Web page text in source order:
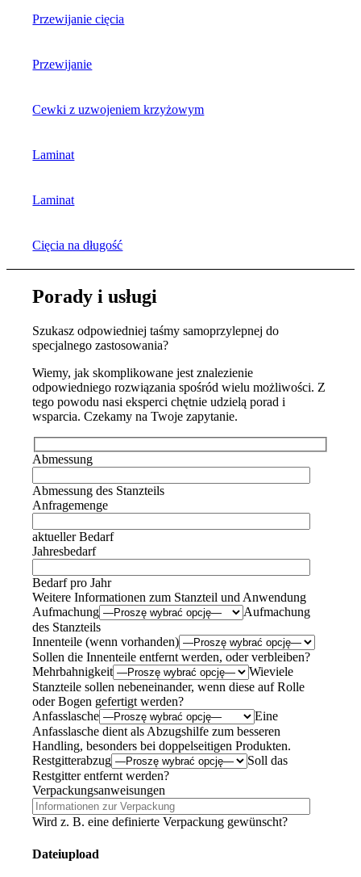
Przewijanie cięcia
Przewijanie
Cewki z uzwojeniem krzyżowym
Laminat
Laminat
Cięcia na długość
Porady i usługi
Szukasz odpowiedniej taśmy samoprzylepnej do
specjalnego zastosowania?
Wiemy, jak skomplikowane jest znalezienie
odpowiedniego rozwiązania spośród wielu możliwości. Z
tego powodu nasi eksperci chętnie udzielą porad i
wsparcia. Czekamy na Twoje zapytanie.
Abmessung
Abmessung des Stanzteils
Anfragemenge
aktueller Bedarf
Jahresbedarf
Bedarf pro Jahr
Weitere Informationen zum Stanzteil und Anwendung
Aufmachung
Aufmachung
des Stanzteils
Innenteile (wenn vorhanden)
Sollen die Innenteile entfernt werden, oder verbleiben?
Mehrbahnigkeit
Wieviele
Stanzteile sollen nebeneinander, wenn diese auf Rolle
oder Bogen gefertigt werden?
Anfasslasche
Eine
Anfasslasche dient als Abzugshilfe zum besseren
Handling, besonders bei doppelseitigen Produkten.
Restgitterabzug
Soll das
Restgitter entfernt werden?
Verpackungsanweisungen
Wird z. B. eine definierte Verpackung gewünscht?
Dateiupload